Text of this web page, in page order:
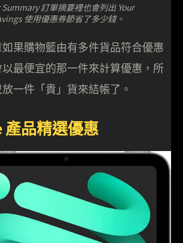
訂單摘要裡也會列出 Your
使用優惠券節省了多少錢。
果購物籃由有多件貨品符合優惠
最便宜的那一件來計算優惠，所
一件「貴」貨來結帳了。
產品精選優惠